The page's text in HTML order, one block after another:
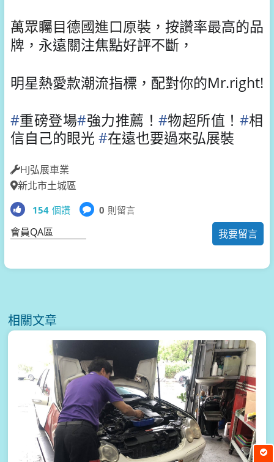
萬眾矚目德國進口原裝，按讚率最高的品
牌， 永遠關注焦點好評不斷，
明星熱愛款潮流指標， 配對你的Mr.right!
#重磅登場#強力推薦 ！ #物超所值 ！ #相
信自己的眼光 #在遠也要過來弘展裝
HJ弘展車業
新北市土城區
154 個讚 0 則留言
我要留言
會員QA區
相關文章